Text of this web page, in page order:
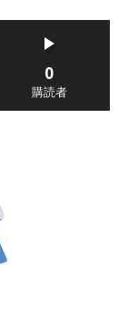
0
購読者